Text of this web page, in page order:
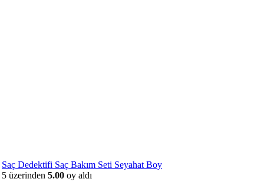
Saç Dedektifi Saç Bakım Seti Seyahat Boy
5 üzerinden 5.00 oy aldı